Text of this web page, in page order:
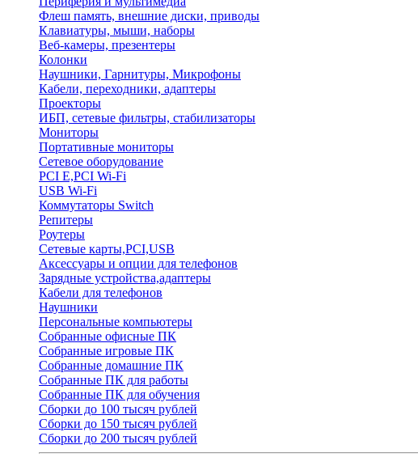
Флеш память, внешние диски, приводы
Клавиатуры, мыши, наборы
Веб-камеры, презентеры
Колонки
Наушники, Гарнитуры, Микрофоны
Кабели, переходники, адаптеры
Проекторы
ИБП, сетевые фильтры, стабилизаторы
Мониторы
Портативные мониторы
Сетевое оборудование
PCI E,PCI Wi-Fi
USB Wi-Fi
Коммутаторы Switch
Репитеры
Роутеры
Сетевые карты,PCI,USB
Аксессуары и опции для телефонов
Зарядные устройства,адаптеры
Кабели для телефонов
Наушники
Персональные компьютеры
Собранные офисные ПК
Собранные игровые ПК
Собранные домашние ПК
Собранные ПК для работы
Собранные ПК для обучения
Сборки до 100 тысяч рублей
Сборки до 150 тысяч рублей
Сборки до 200 тысяч рублей